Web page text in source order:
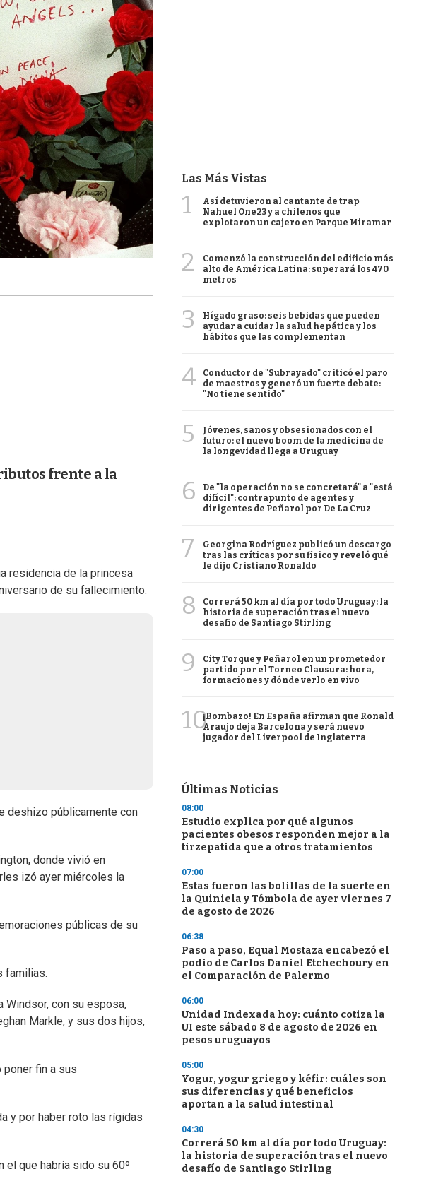
frente a la
residencia de la princesa
de su fallecimiento.
deshizo públicamente con
donde vivió en
izó ayer miércoles la
públicas de su
familias.
Windsor, con su esposa,
Markle, y sus dos hijos,
poner fin a sus
y por haber roto las rígidas
el que habría sido su 60º
Las Más Vistas
1
Así detuvieron al cantante de trap
Nahuel One23 y a chilenos que
explotaron un cajero en Parque Miramar
2
Comenzó la construcción del edificio más
alto de América Latina: superará los 470
metros
3
Hígado graso: seis bebidas que pueden
ayudar a cuidar la salud hepática y los
hábitos que las complementan
4
Conductor de "Subrayado" criticó el paro
de maestros y generó un fuerte debate:
"No tiene sentido"
5
Jóvenes, sanos y obsesionados con el
futuro: el nuevo boom de la medicina de
la longevidad llega a Uruguay
6
De "la operación no se concretará" a "está
difícil": contrapunto de agentes y
dirigentes de Peñarol por De La Cruz
7
Georgina Rodríguez publicó un descargo
tras las críticas por su físico y reveló qué
le dijo Cristiano Ronaldo
8
Correrá 50 km al día por todo Uruguay: la
historia de superación tras el nuevo
desafío de Santiago Stirling
9
City Torque y Peñarol en un prometedor
partido por el Torneo Clausura: hora,
formaciones y dónde verlo en vivo
10¡Bombazo! En España afirman que Ronald
Araujo deja Barcelona y será nuevo
jugador del Liverpool de Inglaterra
Últimas Noticias
08:00
Estudio explica por qué algunos
pacientes obesos responden mejor a la
tirzepatida que a otros tratamientos
07:00
Estas fueron las bolillas de la suerte en
la Quiniela y Tómbola de ayer viernes 7
de agosto de 2026
06:38
Paso a paso, Equal Mostaza encabezó el
podio de Carlos Daniel Etchechoury en
el Comparación de Palermo
06:00
Unidad Indexada hoy: cuánto cotiza la
UI este sábado 8 de agosto de 2026 en
pesos uruguayos
05:00
Yogur, yogur griego y kéfir: cuáles son
sus diferencias y qué beneficios
aportan a la salud intestinal
04:30
Correrá 50 km al día por todo Uruguay:
la historia de superación tras el nuevo
desafío de Santiago Stirling